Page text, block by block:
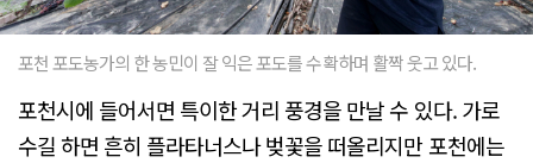
포천 포도농가의 한 농민이 잘 익은 포도를 수확하며 활짝 웃고 있다.
포천시에 들어서면 특이한 거리 풍경을 만날 수 있다. 가로
수길 하면 흔히 플라타너스나 벚꽃을 떠올리지만 포천에는